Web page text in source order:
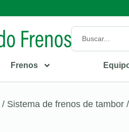
Frenos
/ Sistema de frenos de tambor